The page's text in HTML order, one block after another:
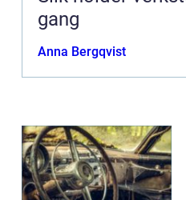
gang
Anna Bergqvist